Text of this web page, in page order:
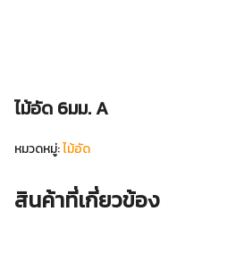
ไม้อัด 6มม. A
หมวดหมู่:ไม้อัด
สินค้าที่เกี่ยวข้อง